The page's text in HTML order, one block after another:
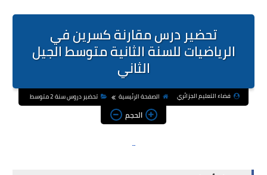
تحضير درس مقارنة كسرين في
الرياضيات للسنة الثانية متوسط الجيل
الثاني
فضاء التعليم الجزائري الصفحة الرئيسية تحضير دروس سنة 2 متوسط
الحجم